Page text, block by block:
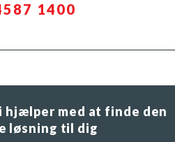
1400
hjælper med at finde den
løsning til dig